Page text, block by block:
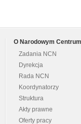
O Narodowym
Zadania NCN
Dyrekcja
Rada NCN
Koordynatorzy
Struktura
Akty prawne
Oferty pracy